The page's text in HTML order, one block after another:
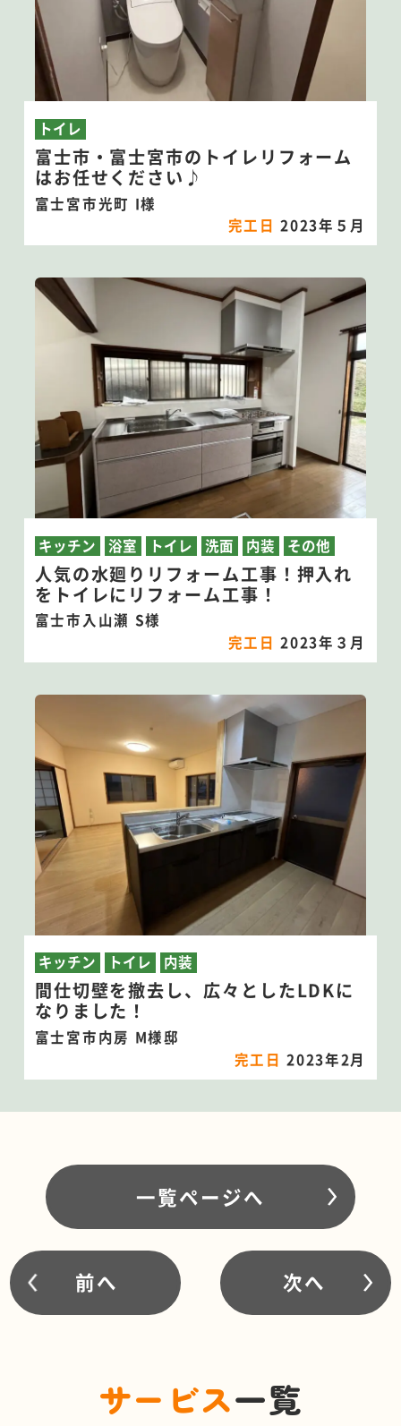
トイレ
富士市・富士宮市のトイレリフォーム
はお任せください♪
富士宮市光町 I様
完工日2023年５月
キッチン 浴室 トイレ 洗面 内装 その他
人気の水廻りリフォーム工事！押入れ
をトイレにリフォーム工事！
富士市入山瀬 S様
完工日2023年３月
キッチン トイレ 内装
間仕切壁を撤去し、広々としたLDKに
なりました！
富士宮市内房 M様邸
完工日2023年2月
前へ
一覧ページへ
次へ
サービス一覧